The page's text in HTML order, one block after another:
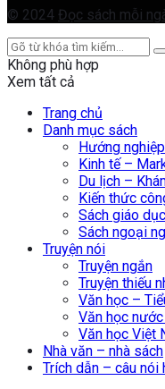
© 2024 Đọc sách mỗi
Không phù hợp
Xem tất cả
Trang chủ
Danh mục sách
Hướng
Kinh tế –
Du lịch –
Kiến thức
Sách giáo dục
Sách ngoại
Truyện nói
Truyện ngắn
Truyện thiếu
Văn học –
Văn học
Văn học Việt
Nhà văn – nhà sách
Trích dẫn – câu nói